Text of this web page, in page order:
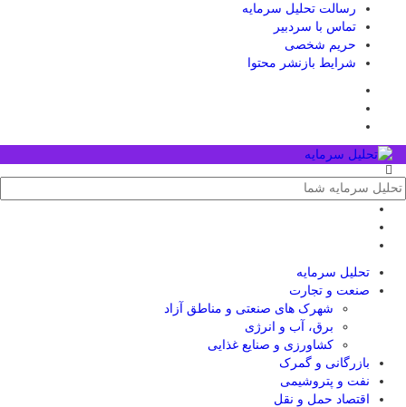
رسالت تحلیل سرمایه
تماس با سردبیر
حریم شخصی
شرایط بازنشر محتوا
تحلیل‌ سرمایه
صنعت و تجارت
شهرک های صنعتی و مناطق آزاد
برق، آب و انرژی
کشاورزی و صنایع غذایی
بازرگانی و گمرک
نفت و پتروشیمی
اقتصاد حمل و نقل